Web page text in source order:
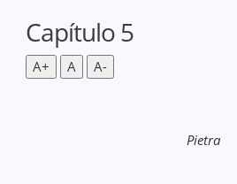
Capítulo 5
A+ A A-
Pietra